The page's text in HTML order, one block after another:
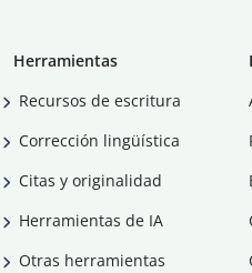
Herramientas
Recursos de escritura
Corrección lingüística
Citas y originalidad
Herramientas de IA
Otras herramientas